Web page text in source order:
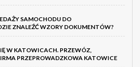
SAMOCHODU DO
ZNALEŹĆ WZORY DOKUMENTÓW?
W KATOWICACH. PRZEWÓZ,
PRZEPROWADZKOWA KATOWICE